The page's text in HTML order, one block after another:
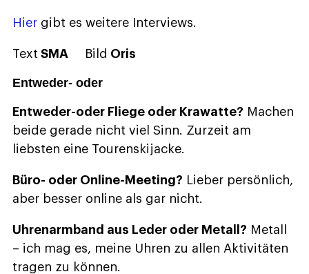
Hier gibt es weitere Interviews.
Text SMA Bild Oris
Entweder- oder
Entweder-oder Fliege oder Krawatte? Machen
beide gerade nicht viel Sinn. Zurzeit am
liebsten eine Tourenskijacke.
Büro- oder Online-Meeting? Lieber persönlich,
aber besser online als gar nicht.
Uhrenarmband aus Leder oder Metall? Metall
– ich mag es, meine Uhren zu allen Aktivitäten
tragen zu können.